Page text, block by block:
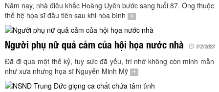
Thiếu nhi
Kết nối VOV6
TÌM KIẾM
Năm nay, nhà điêu khắc Hoàng Uyên bước sang tuổi 87. Ông thuộc
thế hệ họa sĩ đầu tiên sau khi hòa bình
+
Người phụ nữ quả cảm của hội họa nước nhà 7/2/2023
Đã đi qua một thế kỷ, tuy sức đã yếu, trí nhớ không còn minh mẫn
như xưa nhưng họa sĩ Nguyễn Minh Mỹ
+